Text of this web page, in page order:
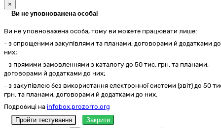
×
Ви не уповноважена особа!
Ви не уповноважена особа, тому ви можете працювати лише:
- з спрощеними закупівлями та планами, договорами й додатками до
них;
- з прямими замовленнями з каталогу до 50 тис. грн. та планами,
договорами й додатками до них;
- з закупівлею без використання електронної системи (звіт) до 50
грн. та планами, договорами й додатками до них.
Подробиці на infobox.prozorro.org
Пройти тестування
Закрити